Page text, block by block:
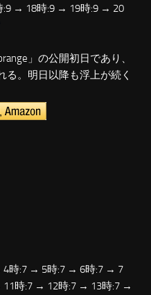
:9 → 18時:9 → 19時:9 → 20
」の公開初日であり、
る。明日以降も浮上が続く
時:7 → 5時:7 → 6時:7 → 7
時:7 → 12時:7 → 13時:7 →